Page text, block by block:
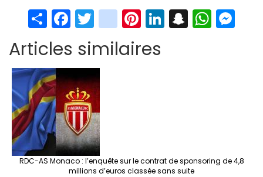
S
h
ar
e
Fa
ce
b
o
o
k
T
wi
tt
er
in
st
ag
Pi
er
Li S W
Articles similaires
RDC-AS Monaco : l’enquête sur le contrat de sponsoring de 4,8
millions d’euros classée sans suite